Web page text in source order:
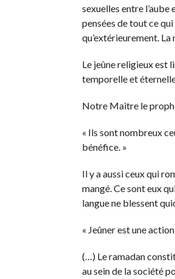
sexuelles entre
pensées de tout ce
qu’extérieurement.
Le jeûne religieux est
temporelle et
Notre Maitre le
« Ils sont nombreux
bénéfice. »
Il y a aussi ceux qui
mangé. Ce sont eux
langue ne blessent
« Jeûner est une
(…) Le ramadan
au sein de la société